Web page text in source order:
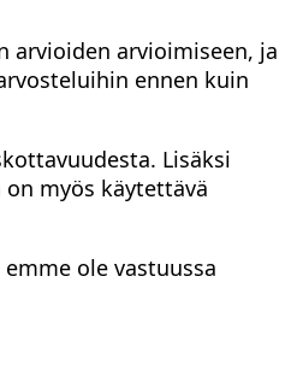
arvioiden arvioimiseen, ja
ennen kuin
Lisäksi
myös käytettävä
ole vastuussa